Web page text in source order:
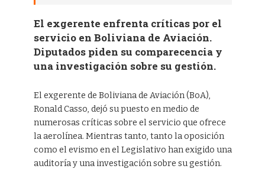
El exgerente enfrenta críticas por el
servicio en Boliviana de Aviación.
Diputados piden su comparecencia y
una investigación sobre su gestión.
El exgerente de Boliviana de Aviación (BoA),
Ronald Casso, dejó su puesto en medio de
numerosas críticas sobre el servicio que ofrece
la aerolínea. Mientras tanto, tanto la oposición
como el evismo en el Legislativo han exigido una
auditoría y una investigación sobre su gestión.